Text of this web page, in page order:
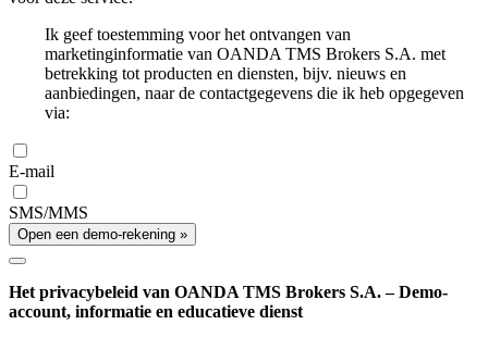
Ik geef toestemming voor het ontvangen van
marketinginformatie van OANDA TMS Brokers S.A. met
betrekking tot producten en diensten, bijv. nieuws en
aanbiedingen, naar de contactgegevens die ik heb opgegeven
via:
E-mail
SMS/MMS
Open een demo-rekening »
Het privacybeleid van OANDA TMS Brokers S.A. – Demo-
account, informatie en educatieve dienst